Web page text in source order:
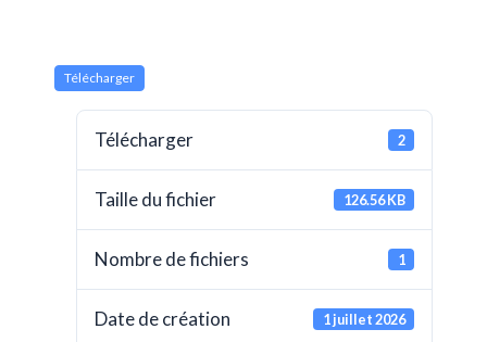
Télécharger
Télécharger 2
Taille du fichier 126.56 KB
Nombre de fichiers 1
Date de création 1 juillet 2026